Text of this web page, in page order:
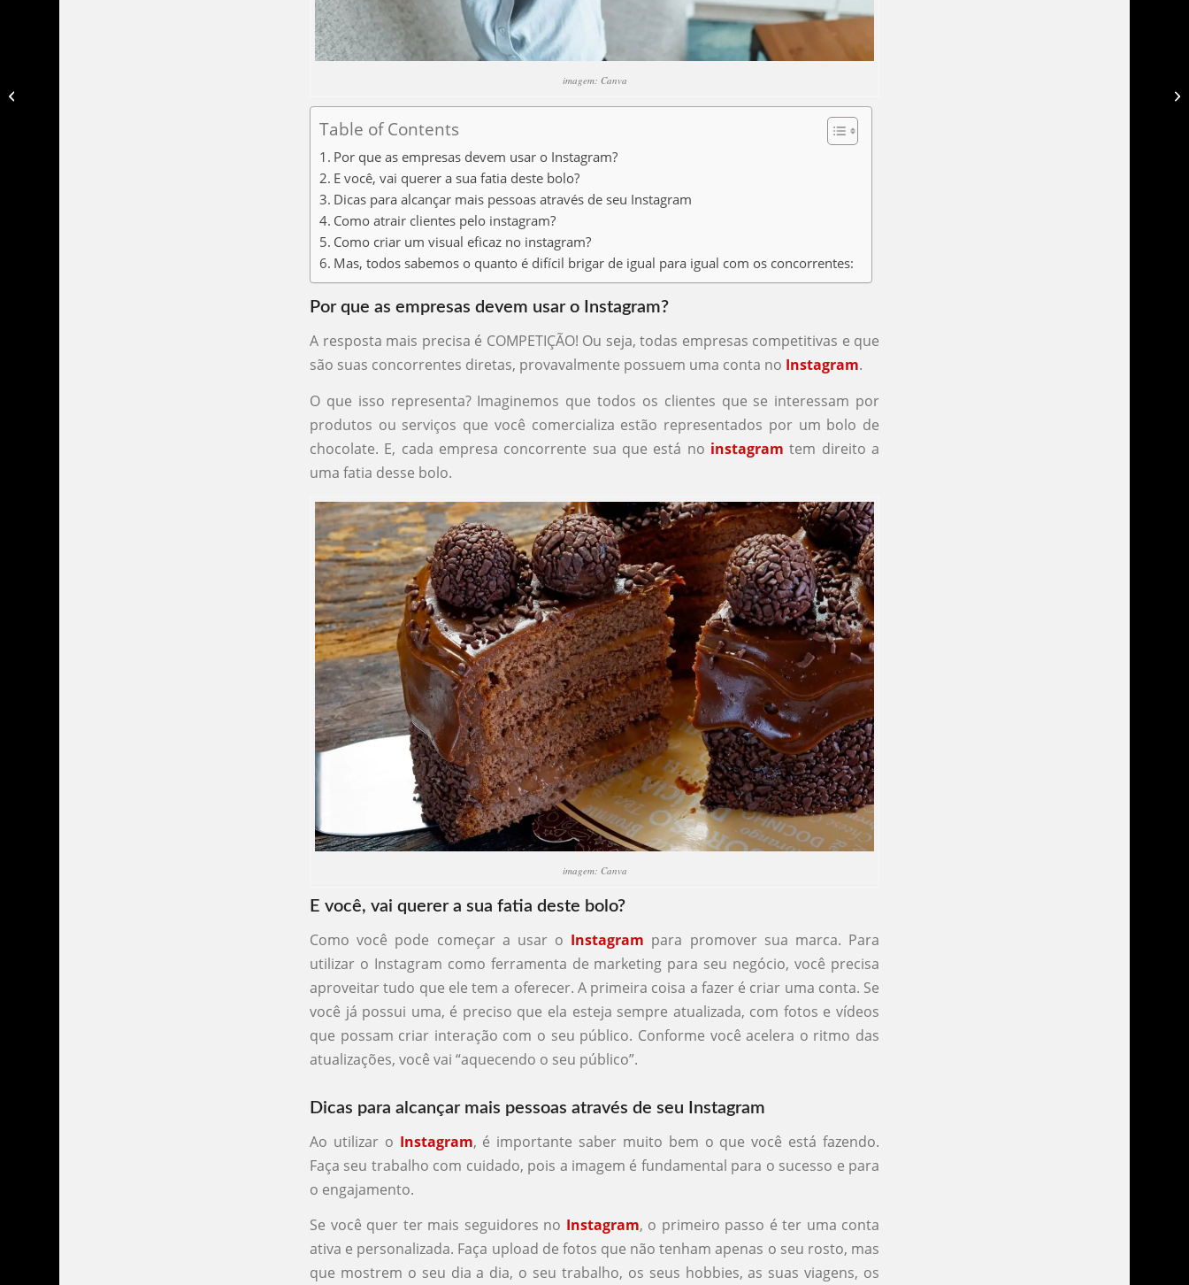
imagem: Canva
Table of Contents
Por que as empresas devem usar o Instagram?
E você, vai querer a sua fatia deste bolo?
Dicas para alcançar mais pessoas através de seu Instagram
Como atrair clientes pelo instagram?
Como criar um visual eficaz no instagram?
Mas, todos sabemos o quanto é difícil brigar de igual para igual com os concorrentes:
Por que as empresas devem usar o Instagram?
A resposta mais precisa é COMPETIÇÃO! Ou seja, todas empresas competitivas e que
são suas concorrentes diretas, provavalmente possuem uma conta no Instagram.
O que isso representa? Imaginemos que todos os clientes que se interessam por
produtos ou serviços que você comercializa estão representados por um bolo de
chocolate. E, cada empresa concorrente sua que está no instagram tem direito a
uma fatia desse bolo.
imagem: Canva
E você, vai querer a sua fatia deste bolo?
Como você pode começar a usar o Instagram para promover sua marca. Para
utilizar o Instagram como ferramenta de marketing para seu negócio, você precisa
aproveitar tudo que ele tem a oferecer. A primeira coisa a fazer é criar uma conta. Se
você já possui uma, é preciso que ela esteja sempre atualizada, com fotos e vídeos
que possam criar interação com o seu público. Conforme você acelera o ritmo das
atualizações, você vai “aquecendo o seu público”.
Dicas para alcançar mais pessoas através de seu Instagram
Ao utilizar o Instagram, é importante saber muito bem o que você está fazendo.
Faça seu trabalho com cuidado, pois a imagem é fundamental para o sucesso e para
o engajamento.
Se você quer ter mais seguidores no Instagram, o primeiro passo é ter uma conta
ativa e personalizada. Faça upload de fotos que não tenham apenas o seu rosto, mas
que mostrem o seu dia a dia, o seu trabalho, os seus hobbies, as suas viagens, os